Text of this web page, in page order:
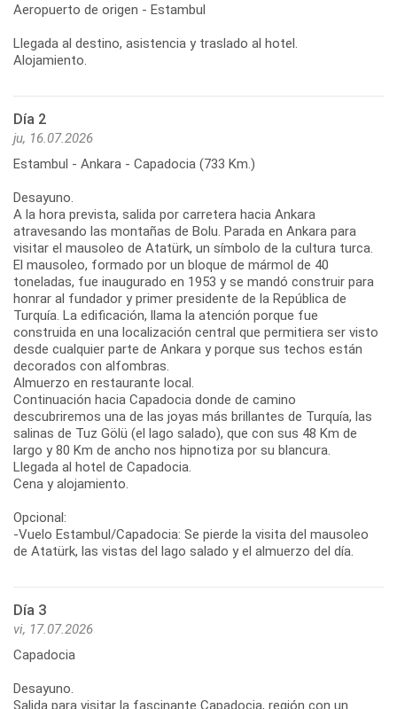
Aeropuerto de origen - Estambul
Llegada al destino, asistencia y traslado al hotel.
Alojamiento.
Día 2
ju, 16.07.2026
Estambul - Ankara - Capadocia (733 Km.)
Desayuno.
A la hora prevista, salida por carretera hacia Ankara
atravesando las montañas de Bolu. Parada en Ankara para
visitar el mausoleo de Atatürk, un símbolo de la cultura turca.
El mausoleo, formado por un bloque de mármol de 40
toneladas, fue inaugurado en 1953 y se mandó construir para
honrar al fundador y primer presidente de la República de
Turquía. La edificación, llama la atención porque fue
construida en una localización central que permitiera ser visto
desde cualquier parte de Ankara y porque sus techos están
decorados con alfombras.
Almuerzo en restaurante local.
Continuación hacia Capadocia donde de camino
descubriremos una de las joyas más brillantes de Turquía, las
salinas de Tuz Gölü (el lago salado), que con sus 48 Km de
largo y 80 Km de ancho nos hipnotiza por su blancura.
Llegada al hotel de Capadocia.
Cena y alojamiento.
Opcional:
-Vuelo Estambul/Capadocia: Se pierde la visita del mausoleo
de Atatürk, las vistas del lago salado y el almuerzo del día.
Día 3
vi, 17.07.2026
Capadocia
Desayuno.
Salida para visitar la fascinante Capadocia, región con un